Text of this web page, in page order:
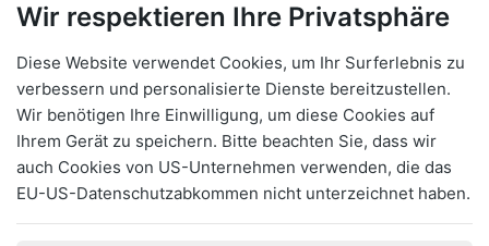
für langfristige Sehqualität entscheidend. Erfahren
Sie, wie moderne OP-Techniken, präzise
Druckkontrolle und chirurgische…
22. Juli 2026
Wir respektieren Ihre Privatsphäre
Diese Website verwendet Cookies, um Ihr Surferlebnis zu
verbessern und personalisierte Dienste bereitzustellen.
Wir benötigen Ihre Einwilligung, um diese Cookies auf
Ihrem Gerät zu speichern. Bitte beachten Sie, dass wir
auch Cookies von US-Unternehmen verwenden, die das
EU-US-Datenschutzabkommen nicht unterzeichnet haben.